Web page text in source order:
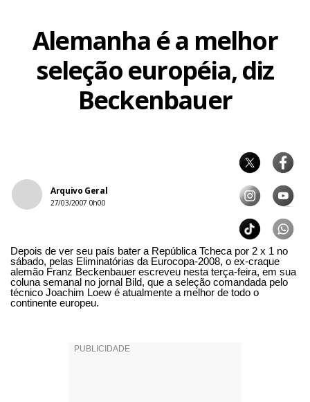
Alemanha é a melhor
seleção européia, diz
Beckenbauer
Arquivo Geral
27/03/2007 0h00
Depois de ver seu país bater a República Tcheca por 2 x 1 no
sábado, pelas Eliminatórias da Eurocopa-2008, o ex-craque
alemão Franz Beckenbauer escreveu nesta terça-feira, em sua
coluna semanal no jornal Bild, que a seleção comandada pelo
técnico Joachim Loew é atualmente a melhor de todo o
continente europeu.